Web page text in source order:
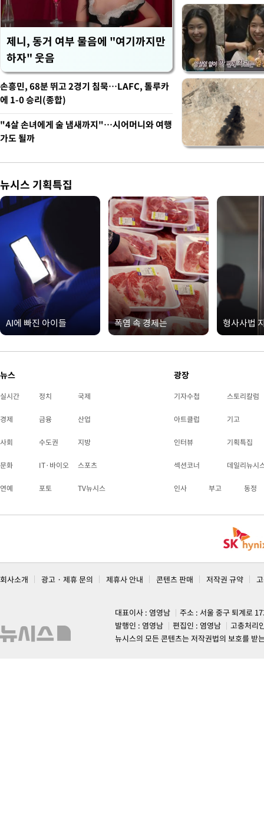
제니, 동거 여부 물음에 "여기까지만
하자" 웃음
손흥민, 68분 뛰고 2경기 침묵…LAFC, 톨루카
에 1-0 승리(종합)
"4살 손녀에게 술 냄새까지"…시어머니와 여행
가도 될까
뉴시스 기획특집
AI에 빠진 아이들 폭염 속 경제는 형사사법
뉴스
실시간 정치 국제
경제 금융 산업
사회 수도권 지방
문화 IT·바이오 스포츠
연예 포토 TV뉴시스
광장
기자수첩 스토리칼럼
아트클럽 기고
인터뷰 기획특집
섹션코너 데일리뉴시
인사 부고 동정
회사소개 광고 · 제휴 문의 제휴사 안내 콘텐츠 판매 저작권 규약
대표이사 : 염영남
주소 : 서울 중구 퇴계로
발행인 : 염영남
편집인 : 염영남
고충처리
뉴시스의 모든 콘텐츠는 저작권법의 보호를